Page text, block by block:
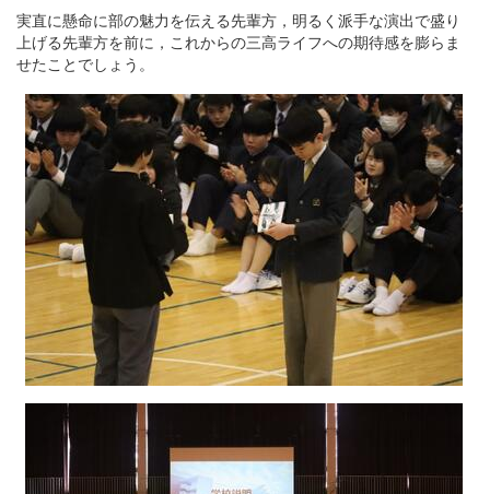
実直に懸命に部の魅力を伝える先輩方，明るく派手な演出で盛り
上げる先輩方を前に，これからの三高ライフへの期待感を膨らま
せたことでしょう。